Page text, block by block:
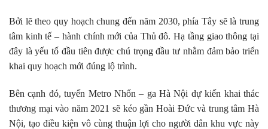
Bởi lẽ theo quy hoạch chung đến năm 2030, phía Tây sẽ là trung
tâm kinh tế – hành chính mới của Thủ đô. Hạ tầng giao thông tại
đây là yếu tố đầu tiên được chú trọng đầu tư nhằm đảm bảo triển
khai quy hoạch mới đúng lộ trình.
Bên cạnh đó, tuyến Metro Nhổn – ga Hà Nội dự kiến khai thác
thương mại vào năm 2021 sẽ kéo gần Hoài Đức và trung tâm Hà
Nội, tạo điều kiện vô cùng thuận lợi cho người dân khu vực này